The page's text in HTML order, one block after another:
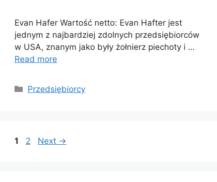
Evan Hafer Wartość netto: Evan Hafter jest
jednym z najbardziej zdolnych przedsiębiorców
w USA, znanym jako były żołnierz piechoty i …
Read more
Categories
Przedsiębiorcy
Page
1 Page
2 Next →